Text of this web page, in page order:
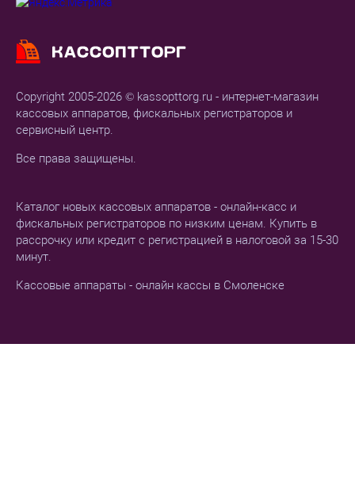
Copyright 2005-2026 © kassopttorg.ru - интернет-магазин
кассовых аппаратов, фискальных регистраторов и
сервисный центр.
Все права защищены.
Каталог новых кассовых аппаратов - онлайн-касс и
фискальных регистраторов по низким ценам. Купить в
рассрочку или кредит с регистрацией в налоговой за 15-30
минут.
Кассовые аппараты - онлайн кассы в Смоленске